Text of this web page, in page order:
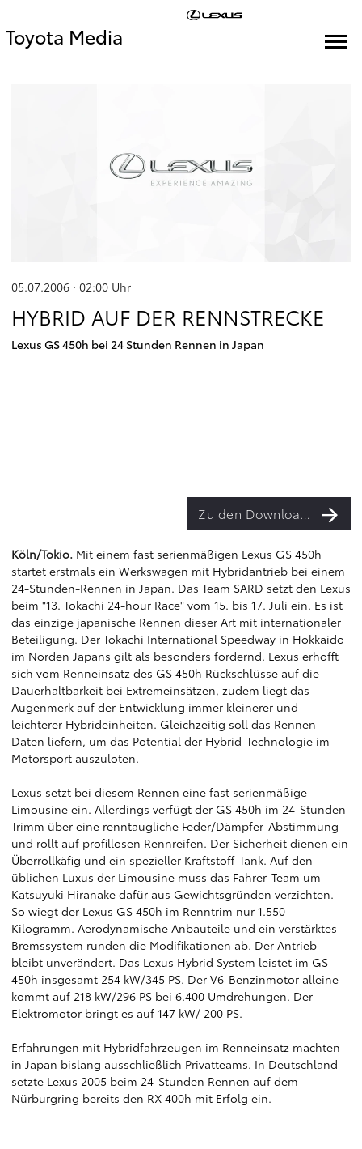
Toyota Media
05.07.2006 · 02:00 Uhr
HYBRID AUF DER RENNSTRECKE
Lexus GS 450h bei 24 Stunden Rennen in Japan
Zu den Downloads
Köln/Tokio. Mit einem fast serienmäßigen Lexus GS 450h
startet erstmals ein Werkswagen mit Hybridantrieb bei einem
24-Stunden-Rennen in Japan. Das Team SARD setzt den Lexus
beim "13. Tokachi 24-hour Race" vom 15. bis 17. Juli ein. Es ist
das einzige japanische Rennen dieser Art mit internationaler
Beteiligung. Der Tokachi International Speedway in Hokkaido
im Norden Japans gilt als besonders fordernd. Lexus erhofft
sich vom Renneinsatz des GS 450h Rückschlüsse auf die
Dauerhaltbarkeit bei Extremeinsätzen, zudem liegt das
Augenmerk auf der Entwicklung immer kleinerer und
leichterer Hybrideinheiten. Gleichzeitig soll das Rennen
Daten liefern, um das Potential der Hybrid-Technologie im
Motorsport auszuloten.
Lexus setzt bei diesem Rennen eine fast serienmäßige
Limousine ein. Allerdings verfügt der GS 450h im 24-Stunden-
Trimm über eine renntaugliche Feder/Dämpfer-Abstimmung
und rollt auf profillosen Rennreifen. Der Sicherheit dienen ein
Überrollkäfig und ein spezieller Kraftstoff-Tank. Auf den
üblichen Luxus der Limousine muss das Fahrer-Team um
Katsuyuki Hiranake dafür aus Gewichtsgründen verzichten.
So wiegt der Lexus GS 450h im Renntrim nur 1.550
Kilogramm. Aerodynamische Anbauteile und ein verstärktes
Bremssystem runden die Modifikationen ab. Der Antrieb
bleibt unverändert. Das Lexus Hybrid System leistet im GS
450h insgesamt 254 kW/345 PS. Der V6-Benzinmotor alleine
kommt auf 218 kW/296 PS bei 6.400 Umdrehungen. Der
Elektromotor bringt es auf 147 kW/ 200 PS.
Erfahrungen mit Hybridfahrzeugen im Renneinsatz machten
in Japan bislang ausschließlich Privatteams. In Deutschland
setzte Lexus 2005 beim 24-Stunden Rennen auf dem
Nürburgring bereits den RX 400h mit Erfolg ein.